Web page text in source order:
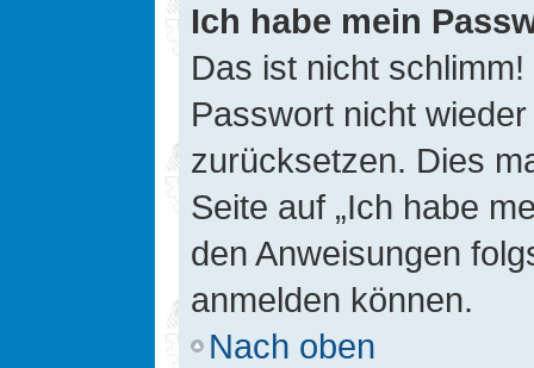
Ich habe mein
Das ist nicht
Passwort nicht
zurücksetzen. Dies
Seite auf „Ich habe
den Anweisungen
anmelden können.
Nach oben